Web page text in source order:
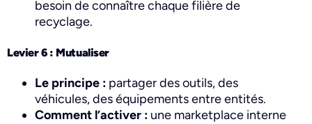
besoin de connaître chaque filière de
recyclage.
Levier 6 : Mutualiser
Le principe : partager des outils, des
véhicules, des équipements entre entités.
Comment l’activer : une marketplace interne